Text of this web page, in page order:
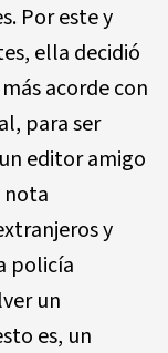
Por este y
ella decidió
acorde con
para ser
editor amigo
nota
y
policía
un
es, un